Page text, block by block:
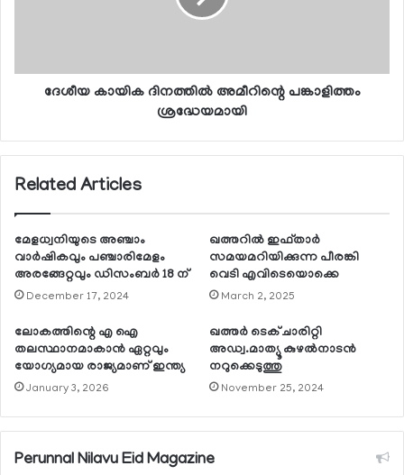
ദേശീയ കായിക ദിനത്തില്‍ അമീറിന്റെ പങ്കാളിത്തം
ശ്രദ്ധേയമായി
Related Articles
മേളധ്വനിയുടെ അഞ്ചാം
വാര്‍ഷികവും പഞ്ചാരിമേളം
അരങ്ങേറ്റവും ഡിസംബര്‍ 18 ന്
December 17, 2024
ഖത്തറില്‍ ഇഫ്താര്‍
സമയമറിയിക്കുന്ന പീരങ്കി
വെടി എവിടെയൊക്കെ
March 2, 2025
ലോകത്തിന്റെ എ ഐ
തലസ്ഥാനമാകാന്‍ ഏറ്റവും
യോഗ്യമായ രാജ്യമാണ് ഇന്ത്യ
January 3, 2026
ഖത്തര്‍ ടെക് ചാരിറ്റി
അഡ്വ.മാത്യൂ കുഴല്‍നാടന്‍
നറുക്കെടുത്തു
November 25, 2024
Perunnal Nilavu Eid Magazine